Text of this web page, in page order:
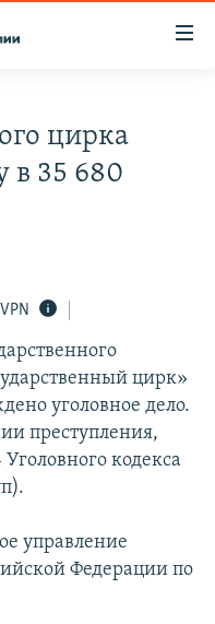
СОПРОТИВЛЕНИЯ
цирка
в 35 680
цирк»
уголовное дело.
преступления,
кодекса
управление
Федерации по